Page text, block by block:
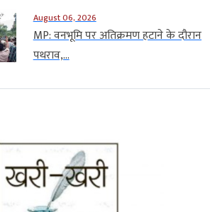
August 06, 2026
MP: वनभूमि पर अतिक्रमण हटाने के दौरान
पथराव,...